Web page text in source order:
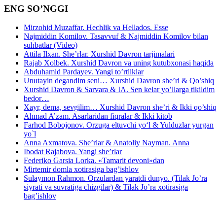
ENG SO’NGGI
Mirzohid Muzaffar. Hechlik va Hellados. Esse
Najmiddin Komilov. Tasavvuf & Najmiddin Komilov bilan
suhbatlar (Video)
Attila Ilxan. She’rlar. Xurshid Davron tarjimalari
Rajab Xolbek. Xurshid Davron va uning kutubxonasi haqida
Abduhamid Pardayev. Yangi to’rtliklar
Unutayin degandim seni… Xurshid Davron she’ri & Qo’shiq
Xurshid Davron & Sarvara & IA. Sen kelar yo’llarga tikildim
bedor…
Xayr, dema, sevgilim… Xurshid Davron she’ri & Ikki qo’shiq
Ahmad A’zam. Asarlaridan fiqralar & Ikki kitob
Farhod Bobojonov. Orzuga eltuvchi yo‘l & Yulduzlar yurgan
yo`l
Anna Axmatova. She’rlar & Anatoliy Nayman. Anna
Ibodat Rajabova. Yangi she’rlar
Federiko Garsia Lorka. «Tamarit devoni»dan
Mirtemir domla xotirasiga bag’ishlov
Sulaymon Rahmon. Orzulardan yaratdi dunyo. (Tilak Jo’ra
siyrati va suvratiga chizgilar) & Tilak Jo’ra xotirasiga
bag’ishlov